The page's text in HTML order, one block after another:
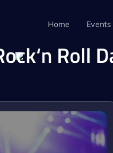
Home Events
Roll